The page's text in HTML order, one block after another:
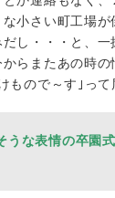
小さい町工場
し・・・と、一
らまたあの時
もので～す｣っ
な表情の卒園式